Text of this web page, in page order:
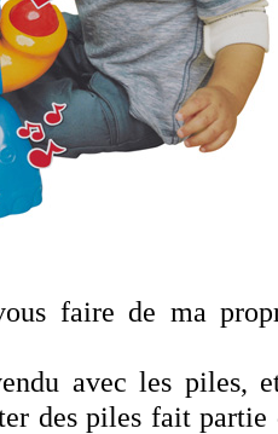
faire de ma
avec les piles,
des piles fait